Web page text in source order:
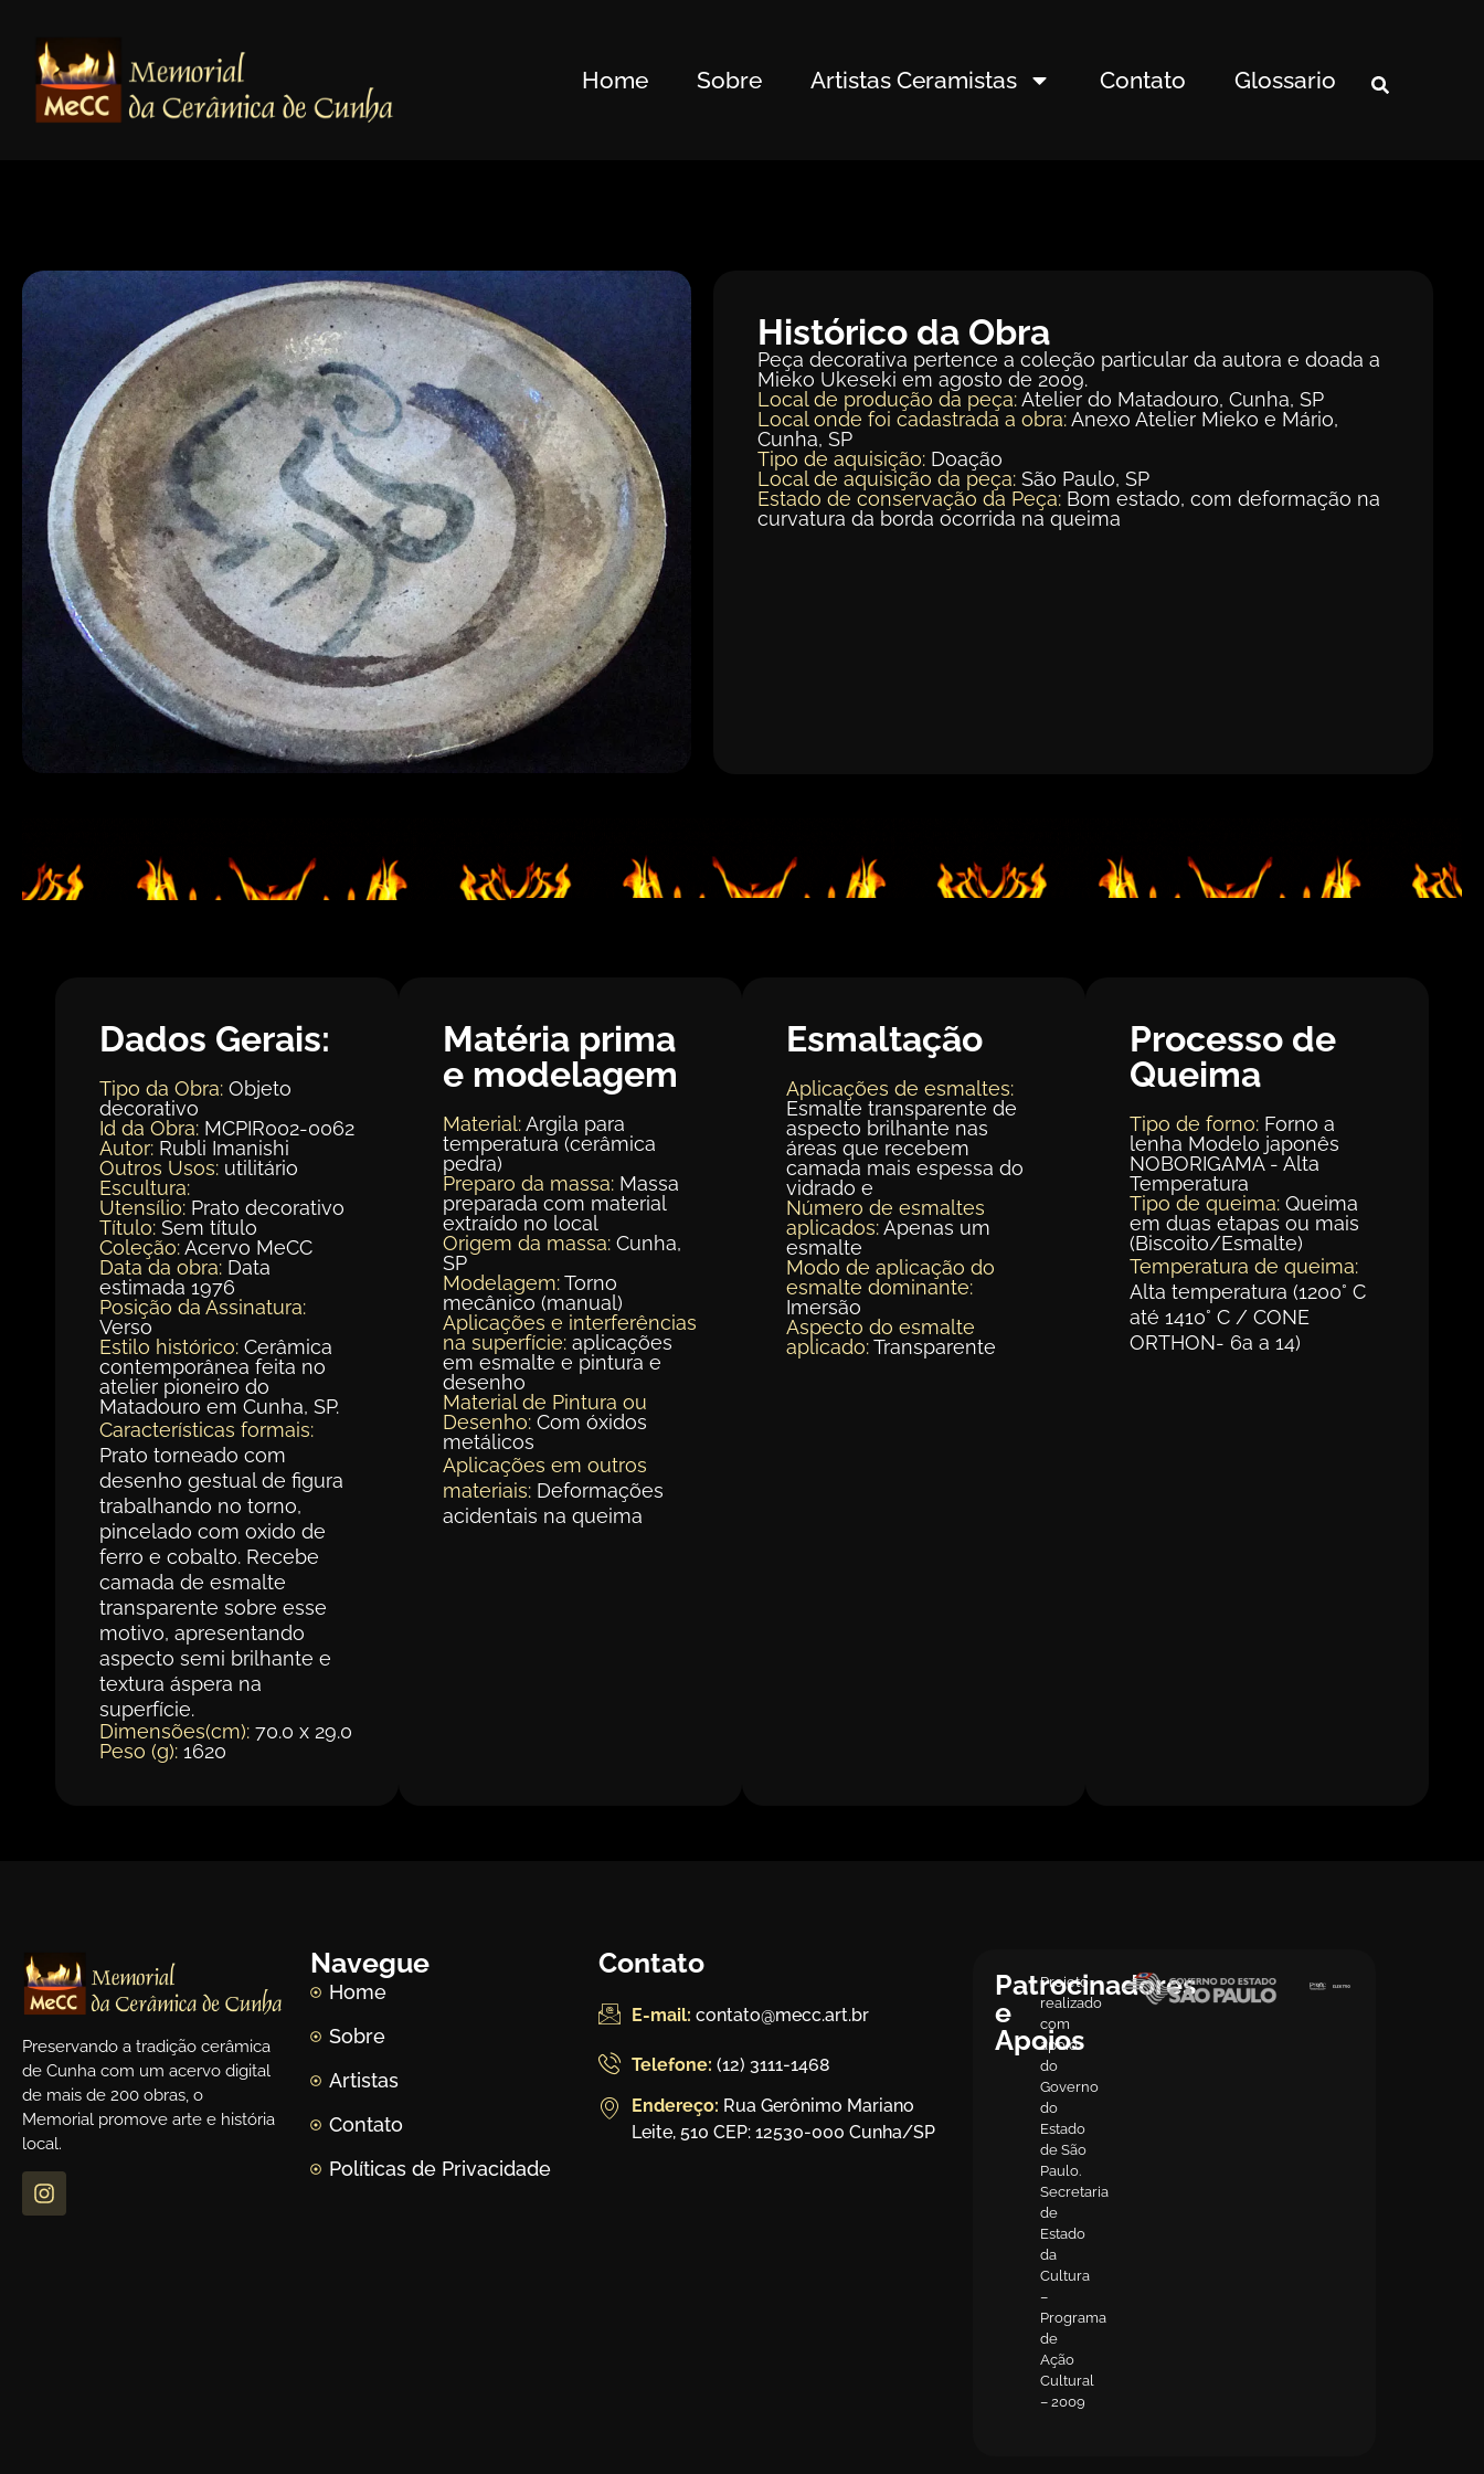
Home Sobre Artistas Ceramistas Contato Glossario
Histórico da Obra
Peça decorativa pertence a coleção particular da autora e doada a
Mieko Ukeseki em agosto de 2009.
Local de produção da peça:Atelier do Matadouro, Cunha, SP
Local onde foi cadastrada a obra:Anexo Atelier Mieko e Mário,
Cunha, SP
Tipo de aquisição:Doação
Local de aquisição da peça:São Paulo, SP
Estado de conservação da Peça:Bom estado, com deformação na
curvatura da borda ocorrida na queima
Dados Gerais:
Tipo da Obra: Objeto
decorativo
Id da Obra: MCPIR002-0062
Autor: Rubli Imanishi
Outros Usos: utilitário
Escultura:
Utensílio: Prato decorativo
Título: Sem título
Coleção:Acervo MeCC
Data da obra: Data
estimada 1976
Posição da Assinatura:
Verso
Estilo histórico: Cerâmica
contemporânea feita no
atelier pioneiro do
Matadouro em Cunha, SP.
Características formais:
Prato torneado com
desenho gestual de figura
trabalhando no torno,
pincelado com oxido de
ferro e cobalto. Recebe
camada de esmalte
transparente sobre esse
motivo, apresentando
aspecto semi brilhante e
textura áspera na
superfície.
Dimensões(cm): 70.0 x 29.0
Peso (g): 1620
Matéria prima
e modelagem
Material:Argila para
temperatura (cerâmica
pedra)
Preparo da massa: Massa
preparada com material
extraído no local
Origem da massa: Cunha,
SP
Modelagem:Torno
mecânico (manual)
Aplicações e interferências
na superfície: aplicações
em esmalte e pintura e
desenho
Material de Pintura ou
Desenho: Com óxidos
metálicos
Aplicações em outros
materiais: Deformações
acidentais na queima
Esmaltação
Aplicações de esmaltes:
Esmalte transparente de
aspecto brilhante nas
áreas que recebem
camada mais espessa do
vidrado e
Número de esmaltes
aplicados:Apenas um
esmalte
Modo de aplicação do
esmalte dominante:
Imersão
Aspecto do esmalte
aplicado:Transparente
Processo de
Queima
Tipo de forno: Forno a
lenha Modelo japonês
NOBORIGAMA - Alta
Temperatura
Tipo de queima: Queima
em duas etapas ou mais
(Biscoito/Esmalte)
Temperatura de queima:
Alta temperatura (1200° C
até 1410° C / CONE
ORTHON- 6a a 14)
Preservando a tradição cerâmica
de Cunha com um acervo digital
de mais de 200 obras, o
Memorial promove arte e história
local.
Navegue
Home
Sobre
Artistas
Contato
Políticas de Privacidade
Contato
E-mail: contato@mecc.art.br
Telefone: (12) 3111-1468
Endereço: Rua Gerônimo Mariano
Leite, 510 CEP: 12530-000 Cunha/SP
Patrocinadores
e
Apoios
Projeto
realizado
com
apoio
do
Governo
do
Estado
de São
Paulo.
Secretaria
de
Estado
da
Cultura
–
Programa
de
Ação
Cultural
– 2009